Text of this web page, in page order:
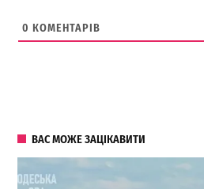
0 КОМЕНТАРІВ
ВАС МОЖЕ ЗАЦІКАВИТИ